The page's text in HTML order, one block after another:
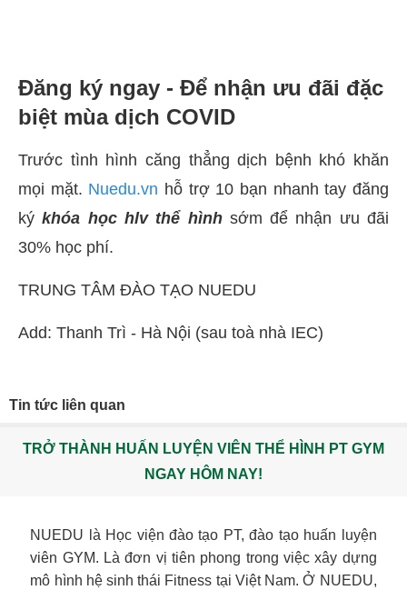
Đăng ký ngay - Để nhận ưu đãi đặc
biệt mùa dịch COVID
Trước tình hình căng thẳng dịch bệnh khó khăn
mọi mặt. Nuedu.vn hỗ trợ 10 bạn nhanh tay đăng
kýkhóa học hlv thể hìnhsớm để nhận ưu đãi
30% học phí.
TRUNG TÂM ĐÀO TẠO NUEDU
Add: Thanh Trì - Hà Nội (sau toà nhà IEC)
Tin tức liên quan
TRỞ THÀNH HUẤN LUYỆN VIÊN THỂ HÌNH PT GYM
NGAY HÔM NAY!
NUEDU là Học viện đào tạo PT, đào tạo huấn luyện
viên GYM. Là đơn vị tiên phong trong việc xây dựng
mô hình hệ sinh thái Fitness tại Việt Nam. Ở NUEDU,